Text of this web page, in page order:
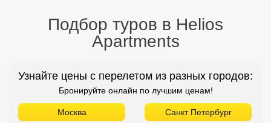
Подбор туров в Helios
Apartments
Узнайте цены с перелетом из разных городов:
Бронируйте онлайн по лучшим ценам!
Москва Санкт Петербург